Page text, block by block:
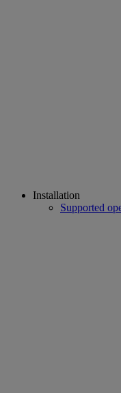
Installation
Supported